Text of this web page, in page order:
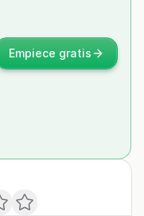
Empiece gratis